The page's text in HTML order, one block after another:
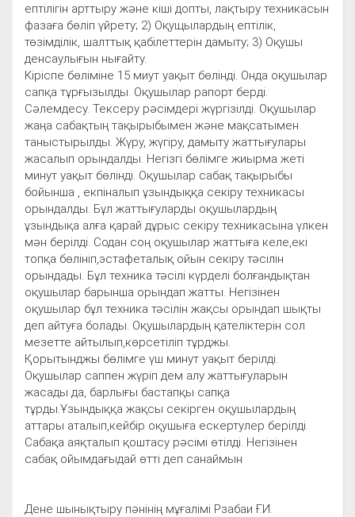
ептілігін арттыру және кіші допты, лақтыру техникасын
фазаға бөліп үйрету; 2) Оқущылардың ептілік,
төзімділік, шалттық қабілеттерін дамыту; 3) Оқушы
денсаулығын нығайту.
Кіріспе бөліміне 15 миут уақыт бөлінді. Онда оқушылар
сапқа тұрғызылды. Оқушылар рапорт берді.
Сәлемдесу. Тексеру рәсімдері жүргізілді. Оқушылар
жаңа сабақтың тақырыбымен және мақсатымен
таныстырылды. Жүру, жүгіру, дамыту жаттығулары
жасалып орындалды. Негізгі бөлімге жиырма жеті
минут уақыт бөлінді. Оқушылар сабақ тақырыбы
бойынша , екпіналып ұзындыққа секіру техникасы
орындалды. Бұл жаттығуларды оқушылардың
ұзындықа алға қарай дұрыс секіру теxникасына үлкен
мән берілді. Содан соң оқушылар жаттыға келе,екі
топқа бөлініп,эстафеталық ойын секіру тәсілін
орындады. Бұл теxника тәсілі күрделі болғандықтан
оқушылар барынша орындап жатты. Негізінен
оқушылар бұл техника тәсілін жақсы орындап шықты
деп айтуға болады. Оқушылардың қателіктерін сол
мезетте айтылып,көрсетіліп тұрджы.
Қорытынджы бөлімге үш минут уақыт берілді.
Оқушылар саппен жүріп дем алу жаттығуларын
жасады да, барлығы бастапқы сапқа
тұрды.Ұзындыққа жақсы секірген оқушылардың
аттары аталып,кейбір оқушыға ескертулер берілді.
Сабақа аяқталып қоштасу рәсімі өтілді. Негізінен
сабақ ойымдағыдай өтті деп санаймын
Дене шынықтыру пәнінің мұғалімі Рзабаи Ғ.И.